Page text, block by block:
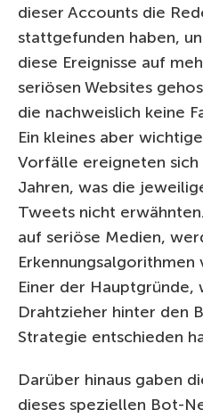
dieser Accounts die
stattgefunden haben,
diese Ereignisse auf
seriösen Websites
die nachweislich keine
Ein kleines aber
Vorfälle ereigneten
Jahren, was die
Tweets nicht
auf seriöse Medien,
Einer der Hauptgründe,
Drahtzieher hinter den
Strategie entschieden
Darüber hinaus gaben
dieses speziellen Bot-